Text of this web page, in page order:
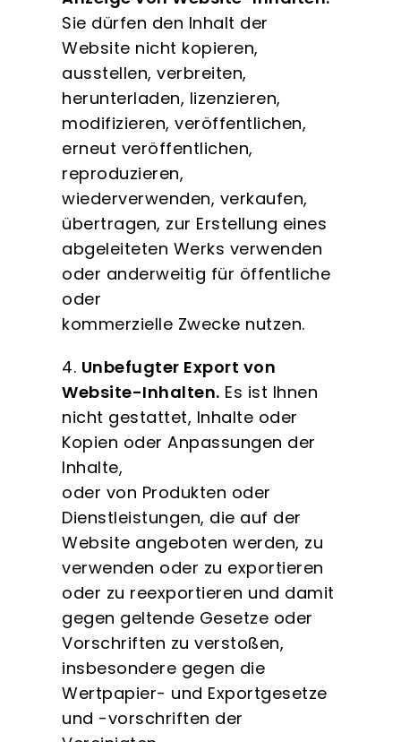
Sie dürfen den Inhalt der
Website nicht kopieren,
ausstellen, verbreiten,
herunterladen, lizenzieren,
modifizieren, veröffentlichen,
erneut veröffentlichen,
reproduzieren,
wiederverwenden, verkaufen,
übertragen, zur Erstellung eines
abgeleiteten Werks verwenden
oder anderweitig für öffentliche
oder
kommerzielle Zwecke nutzen.
4. Unbefugter Export von
Website-Inhalten. Es ist Ihnen
nicht gestattet, Inhalte oder
Kopien oder Anpassungen der
Inhalte,
oder von Produkten oder
Dienstleistungen, die auf der
Website angeboten werden, zu
verwenden oder zu exportieren
oder zu reexportieren und damit
gegen geltende Gesetze oder
Vorschriften zu verstoßen,
insbesondere gegen die
Wertpapier- und Exportgesetze
und -vorschriften der